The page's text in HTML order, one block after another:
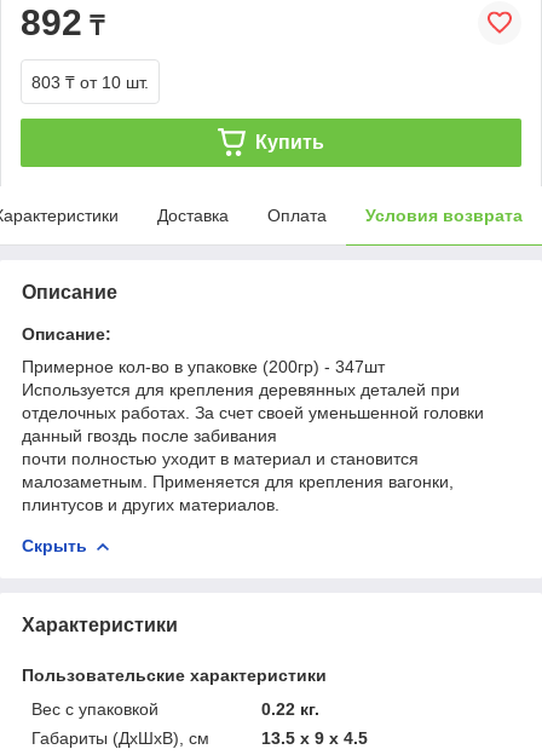
892 ₸
803 ₸ от 10 шт.
Купить
Доставка Оплата Условия возврата
Описание
Описание:
Примерное кол-во в упаковке (200гр) - 347шт
Используется для крепления деревянных деталей при
отделочных работах. За счет своей уменьшенной головки
данный гвоздь после забивания
почти полностью уходит в материал и становится
малозаметным. Применяется для крепления вагонки,
плинтусов и других материалов.
Скрыть
Характеристики
Пользовательские характеристики
Вес с упаковкой
0.22 кг.
Габариты (ДхШхВ), см
13.5 x 9 x 4.5